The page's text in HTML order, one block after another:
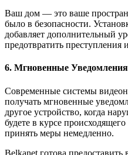
Ваш дом — это ваше
было в безопасности.
добавляет дополнительный
предотвратить преступления
6. Мгновенные Уведомления
Современные системы
получать мгновенные
другое устройство, когда
будете в курсе
принять меры немедленно.
Belkanet готова